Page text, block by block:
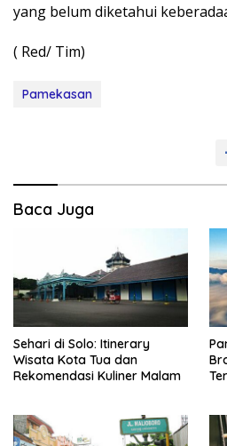
yang belum diketahui
( Red/ Tim)
Pamekasan
Baca Juga
Sehari di Solo: Itinerary
Wisata Kota Tua dan
Rekomendasi Kuliner Malam